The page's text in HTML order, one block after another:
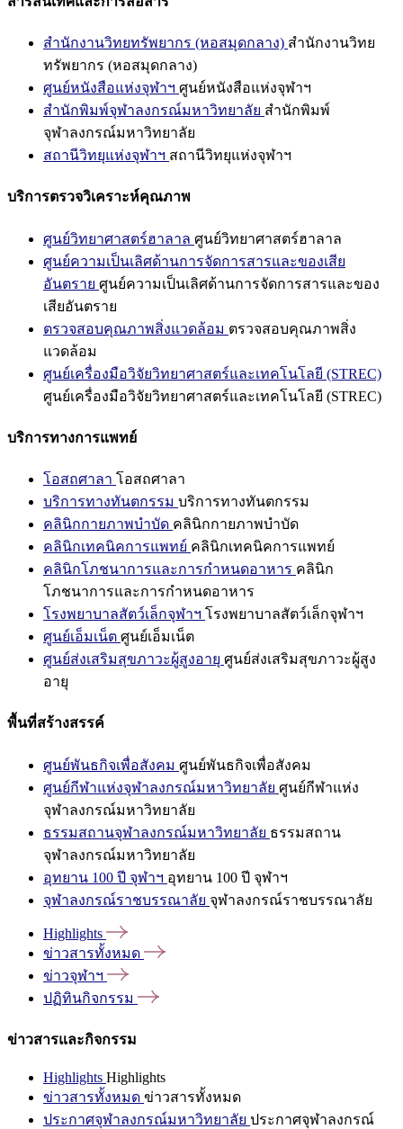
สำนักงานวิทยทรัพยากร (หอสมุดกลาง) สำนักงานวิทย
ทรัพยากร (หอสมุดกลาง)
ศูนย์หนังสือแห่งจุฬาฯ ศูนย์หนังสือแห่งจุฬาฯ
สำนักพิมพ์จุฬาลงกรณ์มหาวิทยาลัย สำนักพิมพ์
จุฬาลงกรณ์มหาวิทยาลัย
สถานีวิทยุแห่งจุฬาฯ สถานีวิทยุแห่งจุฬาฯ
บริการตรวจวิเคราะห์คุณภาพ
ศูนย์วิทยาศาสตร์ฮาลาล ศูนย์วิทยาศาสตร์ฮาลาล
ศูนย์ความเป็นเลิศด้านการจัดการสารและของเสีย
อันตราย ศูนย์ความเป็นเลิศด้านการจัดการสารและของ
เสียอันตราย
ตรวจสอบคุณภาพสิ่งแวดล้อม ตรวจสอบคุณภาพสิ่ง
แวดล้อม
ศูนย์เครื่องมือวิจัยวิทยาศาสตร์และเทคโนโลยี (STREC)
ศูนย์เครื่องมือวิจัยวิทยาศาสตร์และเทคโนโลยี (STREC)
บริการทางการแพทย์
โอสถศาลา โอสถศาลา
บริการทางทันตกรรม บริการทางทันตกรรม
คลินิกกายภาพบำบัด คลินิกกายภาพบำบัด
คลินิกเทคนิคการแพทย์ คลินิกเทคนิคการแพทย์
คลินิกโภชนาการและการกำหนดอาหาร คลินิก
โภชนาการและการกำหนดอาหาร
โรงพยาบาลสัตว์เล็กจุฬาฯ โรงพยาบาลสัตว์เล็กจุฬาฯ
ศูนย์เอ็มเน็ต ศูนย์เอ็มเน็ต
ศูนย์ส่งเสริมสุขภาวะผู้สูงอายุ ศูนย์ส่งเสริมสุขภาวะผู้สูง
อายุ
พื้นที่สร้างสรรค์
ศูนย์พันธกิจเพื่อสังคม ศูนย์พันธกิจเพื่อสังคม
ศูนย์กีฬาแห่งจุฬาลงกรณ์มหาวิทยาลัย ศูนย์กีฬาแห่ง
จุฬาลงกรณ์มหาวิทยาลัย
ธรรมสถานจุฬาลงกรณ์มหาวิทยาลัย ธรรมสถาน
จุฬาลงกรณ์มหาวิทยาลัย
อุทยาน 100 ปี จุฬาฯ อุทยาน 100 ปี จุฬาฯ
จุฬาลงกรณ์ราชบรรณาลัย จุฬาลงกรณ์ราชบรรณาลัย
Highlights
ข่าวสารทั้งหมด
ข่าวจุฬาฯ
ปฏิทินกิจกรรม
ข่าวสารและกิจกรรม
Highlights Highlights
ข่าวสารทั้งหมด ข่าวสารทั้งหมด
ประกาศจุฬาลงกรณ์มหาวิทยาลัย ประกาศจุฬาลงกรณ์